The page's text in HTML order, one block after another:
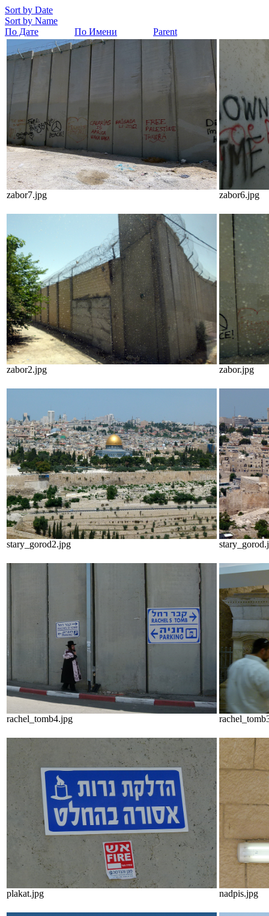
Sort by Date
Sort by Name
По Дате
По Имени Parent
zabor7.jpg zabor6.jpg
zabor2.jpg zabor.jpg
stary_gorod2.jpg
rachel_tomb4.jpg
plakat.jpg nadpis.jpg